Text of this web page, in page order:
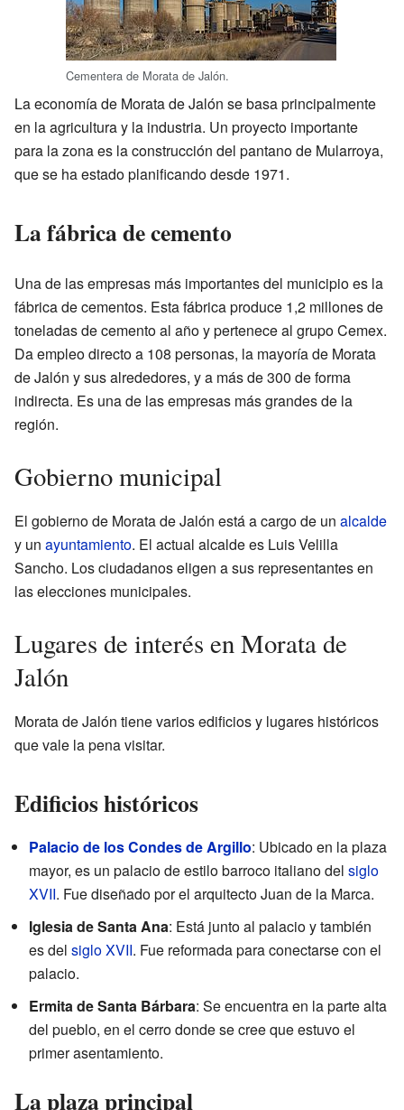
Cementera de Morata de Jalón.
La economía de Morata de Jalón se basa principalmente
en la agricultura y la industria. Un proyecto importante
para la zona es la construcción del pantano de Mularroya,
que se ha estado planificando desde 1971.
La fábrica de cemento
Una de las empresas más importantes del municipio es la
fábrica de cementos. Esta fábrica produce 1,2 millones de
toneladas de cemento al año y pertenece al grupo Cemex.
Da empleo directo a 108 personas, la mayoría de Morata
de Jalón y sus alrededores, y a más de 300 de forma
indirecta. Es una de las empresas más grandes de la
región.
Gobierno municipal
El gobierno de Morata de Jalón está a cargo de un alcalde
y un ayuntamiento. El actual alcalde es Luis Velilla
Sancho. Los ciudadanos eligen a sus representantes en
las elecciones municipales.
Lugares de interés en Morata de
Jalón
Morata de Jalón tiene varios edificios y lugares históricos
que vale la pena visitar.
Edificios históricos
Palacio de los Condes de Argillo: Ubicado en la plaza
mayor, es un palacio de estilo barroco italiano del siglo
XVII. Fue diseñado por el arquitecto Juan de la Marca.
Iglesia de Santa Ana: Está junto al palacio y también
es del siglo XVII. Fue reformada para conectarse con el
palacio.
Ermita de Santa Bárbara: Se encuentra en la parte alta
del pueblo, en el cerro donde se cree que estuvo el
primer asentamiento.
La plaza principal